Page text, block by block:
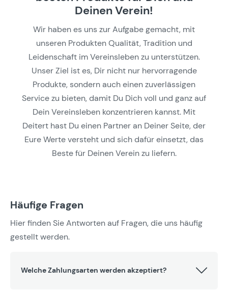
Deinen Verein!
Wir haben es uns zur Aufgabe gemacht, mit
unseren Produkten Qualität, Tradition und
Leidenschaft im Vereinsleben zu unterstützen.
Unser Ziel ist es, Dir nicht nur hervorragende
Produkte, sondern auch einen zuverlässigen
Service zu bieten, damit Du Dich voll und ganz auf
Dein Vereinsleben konzentrieren kannst. Mit
Deitert hast Du einen Partner an Deiner Seite, der
Eure Werte versteht und sich dafür einsetzt, das
Beste für Deinen Verein zu liefern.
Häufige Fragen
Hier finden Sie Antworten auf Fragen, die uns häufig
gestellt werden.
Welche Zahlungsarten werden akzeptiert?